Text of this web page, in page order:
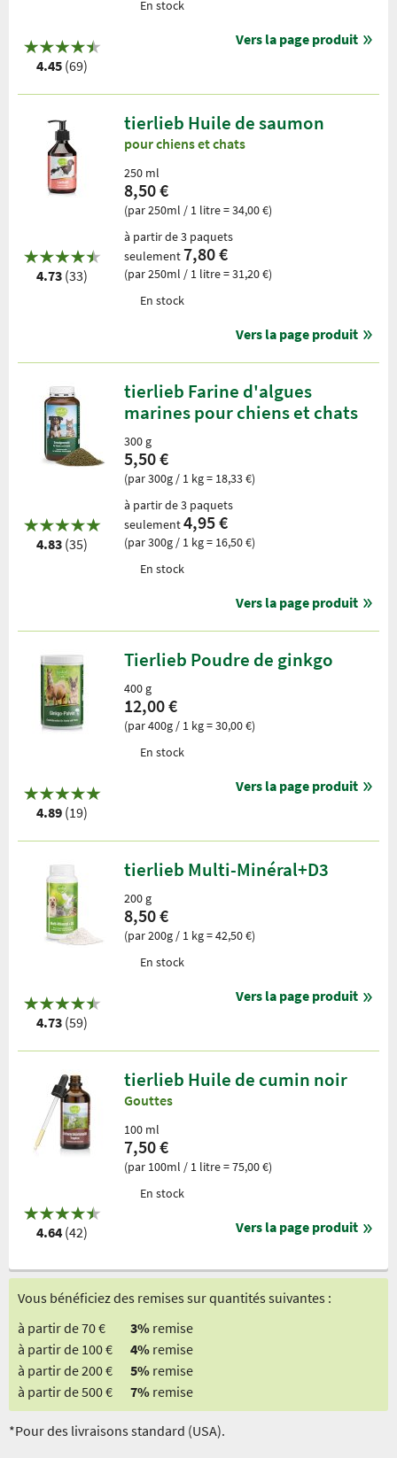
4.45 (69)
En stock
Vers la page produit
4.73 (33)
tierlieb Huile de saumon
pour chiens et chats
250 ml
8,50 €
(par 250ml / 1 litre = 34,00 €)
à partir de 3 paquets
seulement7,80 €
(par 250ml / 1 litre = 31,20 €)
En stock
Vers la page produit
4.83 (35)
tierlieb Farine d'algues
marines pour chiens et chats
300 g
5,50 €
(par 300g / 1 kg = 18,33 €)
à partir de 3 paquets
seulement4,95 €
(par 300g / 1 kg = 16,50 €)
En stock
Vers la page produit
4.89 (19)
Tierlieb Poudre de ginkgo
400 g
12,00 €
(par 400g / 1 kg = 30,00 €)
En stock
Vers la page produit
4.73 (59)
tierlieb Multi-Minéral+D3
200 g
8,50 €
(par 200g / 1 kg = 42,50 €)
En stock
Vers la page produit
4.64 (42)
tierlieb Huile de cumin noir
Gouttes
100 ml
7,50 €
(par 100ml / 1 litre = 75,00 €)
En stock
Vers la page produit
Vous bénéficiez des remises sur quantités suivantes :
à partir de 70 €
3% remise
à partir de 100 €
4% remise
à partir de 200 €
5% remise
à partir de 500 €
7% remise
*Pour des livraisons standard (USA).